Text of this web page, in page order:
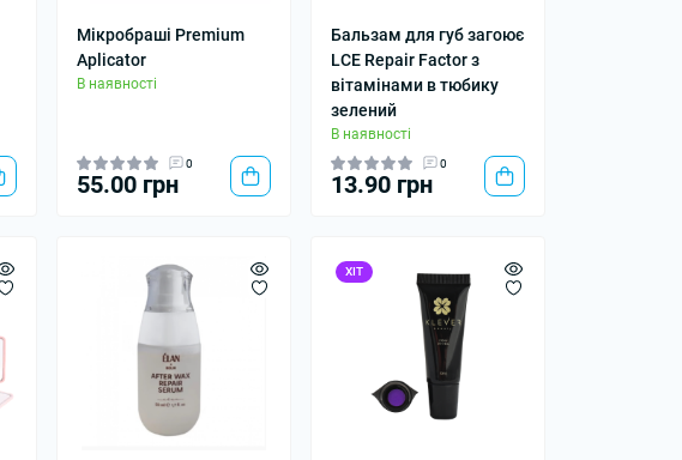
Мікробраші Premium
Aplicator
В наявності
0
55.00 грн
Бальзам для губ загоює
LCE Repair Factor з
вітамінами в тюбику
зелений
В наявності
0
13.90 грн
ХІТ